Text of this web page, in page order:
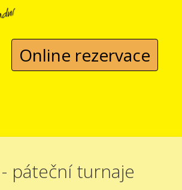
Online rezervace
páteční turnaje